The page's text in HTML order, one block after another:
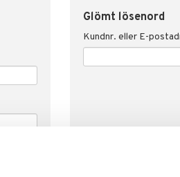
Glömt lösenord
Kundnr. eller E-